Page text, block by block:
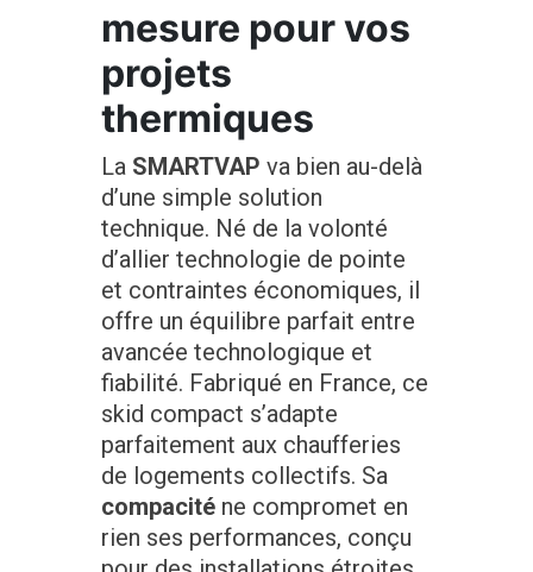
mesure pour vos
projets
thermiques
La SMARTVAP va bien au-delà
d’une simple solution
technique. Né de la volonté
d’allier technologie de pointe
et contraintes économiques, il
offre un équilibre parfait entre
avancée technologique et
fiabilité. Fabriqué en France, ce
skid compact s’adapte
parfaitement aux chaufferies
de logements collectifs. Sa
compaciténe compromet en
rien ses performances, conçu